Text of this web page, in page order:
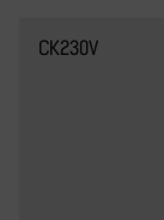
CK230V